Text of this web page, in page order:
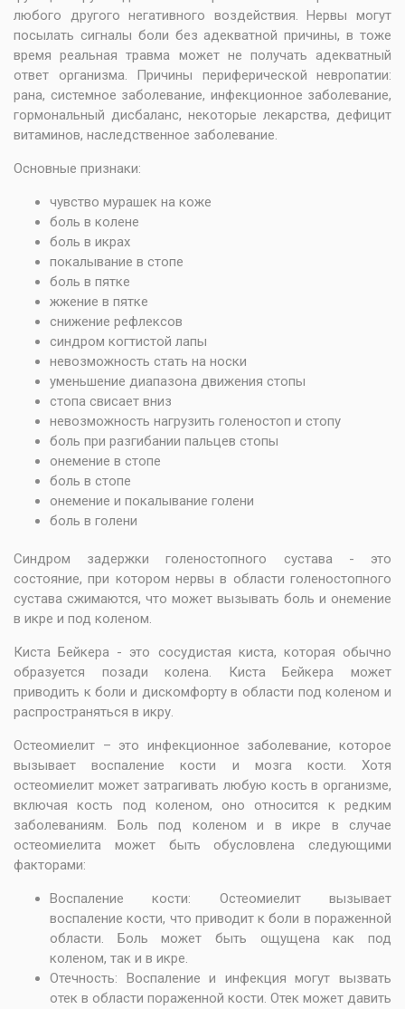
любого другого негативного воздействия. Нервы могут
посылать сигналы боли без адекватной причины, в тоже
время реальная травма может не получать адекватный
ответ организма. Причины периферической невропатии:
рана, системное заболевание, инфекционное заболевание,
гормональный дисбаланс, некоторые лекарства, дефицит
витаминов, наследственное заболевание.
Основные признаки:
чувство мурашек на коже
боль в колене
боль в икрах
покалывание в стопе
боль в пятке
жжение в пятке
снижение рефлексов
синдром когтистой лапы
невозможность стать на носки
уменьшение диапазона движения стопы
стопа свисает вниз
невозможность нагрузить голеностоп и стопу
боль при разгибании пальцев стопы
онемение в стопе
боль в стопе
онемение и покалывание голени
боль в голени
Синдром задержки голеностопного сустава - это
состояние, при котором нервы в области голеностопного
сустава сжимаются, что может вызывать боль и онемение
в икре и под коленом.
Киста Бейкера - это сосудистая киста, которая обычно
образуется позади колена. Киста Бейкера может
приводить к боли и дискомфорту в области под коленом и
распространяться в икру.
Остеомиелит – это инфекционное заболевание, которое
вызывает воспаление кости и мозга кости. Хотя
остеомиелит может затрагивать любую кость в организме,
включая кость под коленом, оно относится к редким
заболеваниям. Боль под коленом и в икре в случае
остеомиелита может быть обусловлена следующими
факторами:
Воспаление кости: Остеомиелит вызывает
воспаление кости, что приводит к боли в пораженной
области. Боль может быть ощущена как под
коленом, так и в икре.
Отечность: Воспаление и инфекция могут вызвать
отек в области пораженной кости. Отек может давить